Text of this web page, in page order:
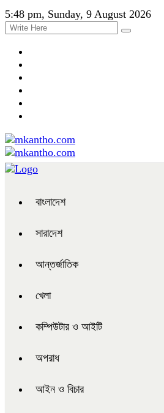
5:48 pm, Sunday, 9 August 2026
বাংলাদেশ
সারাদেশ
আন্তর্জাতিক
খেলা
কম্পিউটার ও আইটি
অপরাধ
আইন ও বিচার